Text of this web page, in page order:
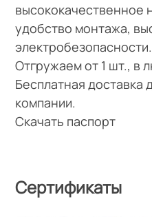
высококачественное
удобство монтажа,
электробезопасности.
Отгружаем от 1 шт., в
Бесплатная доставка
компании.
Скачать паспорт
Сертификаты